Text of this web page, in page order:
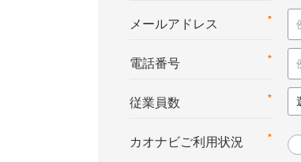
*
メールアドレス
*
電話番号
*
従業員数
*
カオナビご利用状況